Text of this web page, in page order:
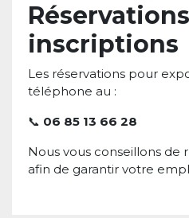
inscriptions
Les réservations pour
téléphone au :
📞 06 85 13 66 28
Nous vous conseillons de
afin de garantir votre